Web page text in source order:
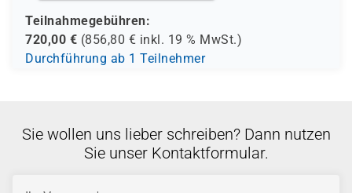
Teilnahmegebühren:
720,00 € (856,80 € inkl. 19 % MwSt.)
Durchführung ab 1 Teilnehmer
Sie wollen uns lieber schreiben? Dann nutzen
Sie unser Kontaktformular.